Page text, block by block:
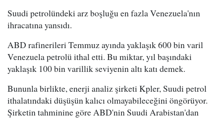
Suudi petrolündeki arz boşluğu en fazla Venezuela'nın
ihracatına yansıdı.
ABD rafinerileri Temmuz ayında yaklaşık 600 bin varil
Venezuela petrolü ithal etti. Bu miktar, yıl başındaki
yaklaşık 100 bin varillik seviyenin altı katı demek.
Bununla birlikte, enerji analiz şirketi Kpler, Suudi petrol
ithalatındaki düşüşün kalıcı olmayabileceğini öngörüyor.
Şirketin tahminine göre ABD'nin Suudi Arabistan'dan